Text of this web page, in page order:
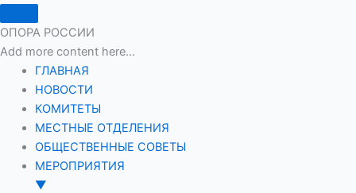
ОПОРА РОССИИ
Add more content here...
ГЛАВНАЯ
НОВОСТИ
КОМИТЕТЫ
МЕСТНЫЕ ОТДЕЛЕНИЯ
ОБЩЕСТВЕННЫЕ СОВЕТЫ
МЕРОПРИЯТИЯ
▼